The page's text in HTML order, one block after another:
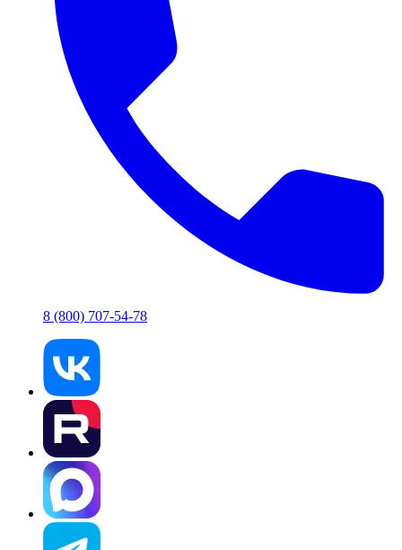
8 (800) 707-54-78